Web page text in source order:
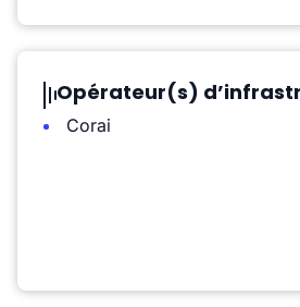
Opérateur(s)
Corai